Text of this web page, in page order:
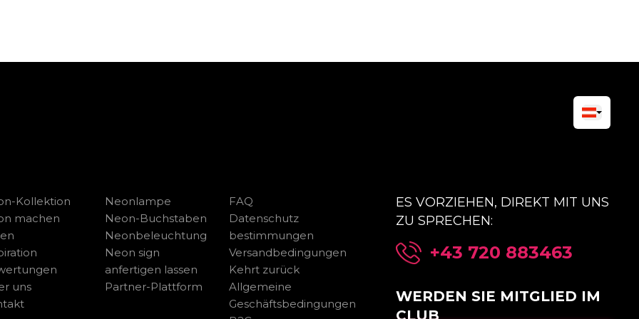
Kollektion
machen
uns
Neonlampe
Neon-Buchstaben
Neonbeleuchtung
Neon sign
anfertigen lassen
Partner-Plattform
FAQ
Datenschutz
bestimmungen
Versandbedingungen
Kehrt zurück
Allgemeine
Geschäftsbedingungen
ES VORZIEHEN, DIREKT MIT UNS
ZU SPRECHEN:
+43 720 883463
WERDEN SIE MITGLIED IM
CLUB